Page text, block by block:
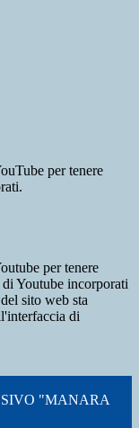
per tenere
per tenere
Youtube incorporati
sito web sta
di
"MANARA